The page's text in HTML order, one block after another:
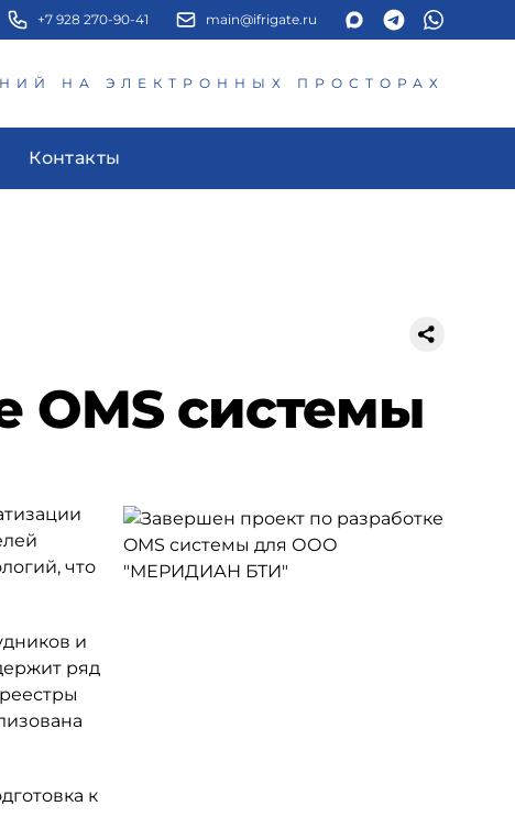
+7 928 270-90-41 main@ifrigate.ru
НА ЭЛЕКТРОННЫХ ПРОСТОРАХ
Контакты
OMS системы
что
и
ряд
к